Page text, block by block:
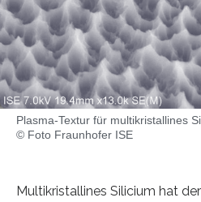
Plasma-Textur für multikristallines
© Foto Fraunhofer ISE
Multikristallines Silicium hat